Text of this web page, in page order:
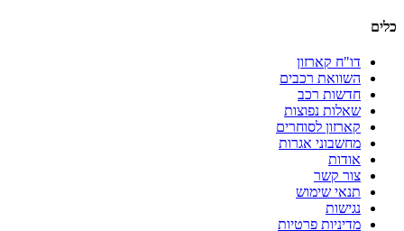
כלים
דו"ח קארזון
השוואת רכבים
חדשות רכב
שאלות נפוצות
קארזון לסוחרים
מחשבוני אגרות
אודות
צור קשר
תנאי שימוש
נגישות
מדיניות פרטיות